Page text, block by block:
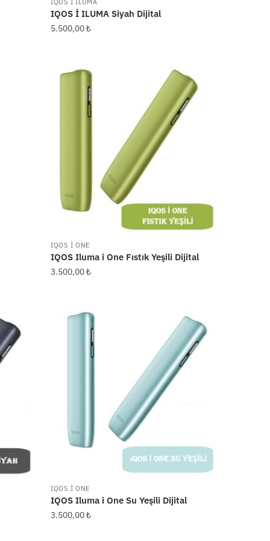
IQOS İ İLUMA
IQOS İ ILUMA Siyah Dijital
5.500,00₺
IQOS I ONE
IQOS Iluma i One Fıstık Yeşili Dijital
3.500,00₺
IQOS I ONE
IQOS Iluma i One Su Yeşili Dijital
3.500,00₺